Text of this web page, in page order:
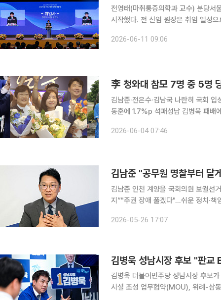
전영태(마취통증의학과 교수) 분당서
시작했다. 전 신임 원장은 취임 일성
임 행사에는 유홍림 서울대학교 총장,
2026-06-11 09:06
李 청와대 참모 7명 중 5명
김남준·전은수·김남국 나란히 국회
동훈에 1.7%p 석패성남 김병욱 패배에 여권 “뼈아프다" 이재
신 7명 가운데 5명이 국회와 지방정
2026-06-04 07:46
김남준 인천 계양을 국회의원 보궐선
지”"주권 장애 풀겠다"…쉬운 정치·책
청 공무원들에게 명찰을 달게 했습니
2026-05-26 17:07
김병욱 더불어민주당 성남시장 후보
시설 조성 업무협약(MOU), 위례-삼